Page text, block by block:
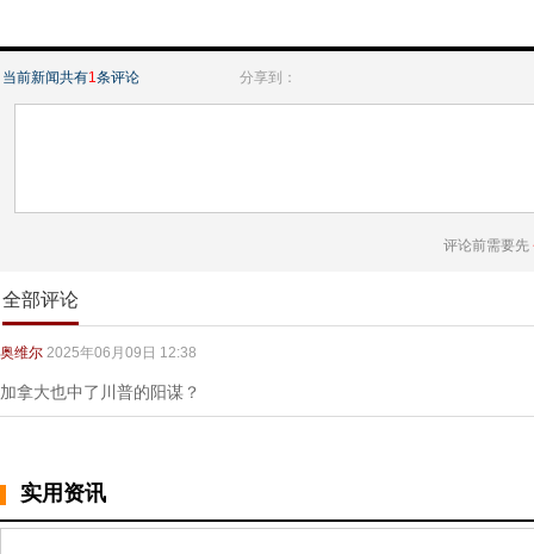
当前新闻共有1条评论 分享到：
评论前需要先
全部评论
奥维尔 2025年06月09日 12:38
加拿大也中了川普的阳谋？
实用资讯